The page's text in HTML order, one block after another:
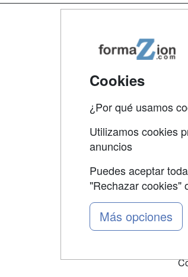
Grupo formazion:
Cookies
¿Por qué usamos
Utilizamos cookies
anuncios
Puedes aceptar
"Rechazar cookies"
Más opciones